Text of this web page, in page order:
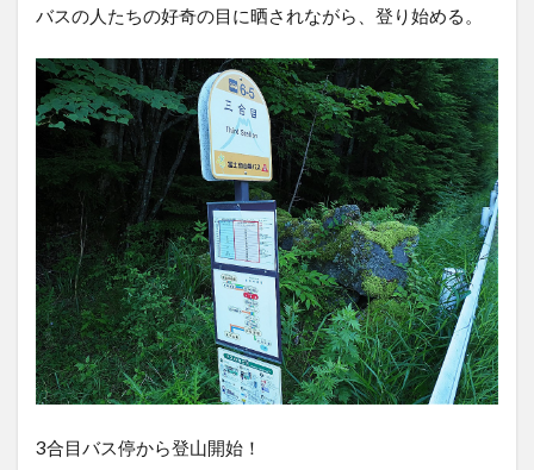
バスの人たちの好奇の目に晒されながら、登り始める。
3合目バス停から登山開始！